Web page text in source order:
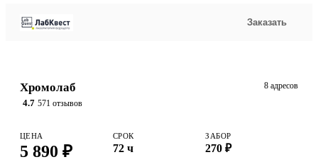
Заказать
Хромолаб
4.7 571 отзывов
8 адресов
ЦЕНА
5 890 ₽
СРОК
72 ч
ЗАБОР
270 ₽